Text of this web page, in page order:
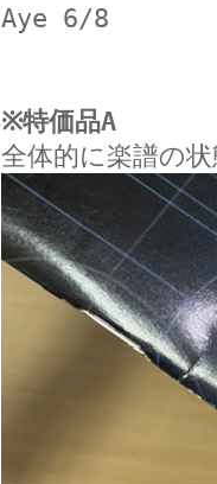
Aye 6/8
※特価品A
全体的に楽譜の